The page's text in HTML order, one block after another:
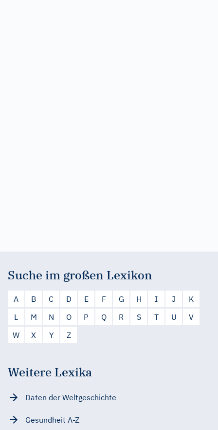
Suche im großen Lexikon
A B C D E F G H I J
K
L
M N O P Q R S T U
V
W
X Y Z
Weitere Lexika
Daten der Weltgeschichte
Gesundheit A-Z